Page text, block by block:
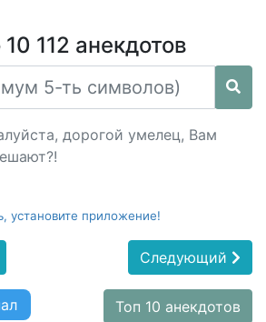
10 112 анекдотов
дорогой умелец, Вам
установите приложение!
Следующий
Топ 10 анекдотов